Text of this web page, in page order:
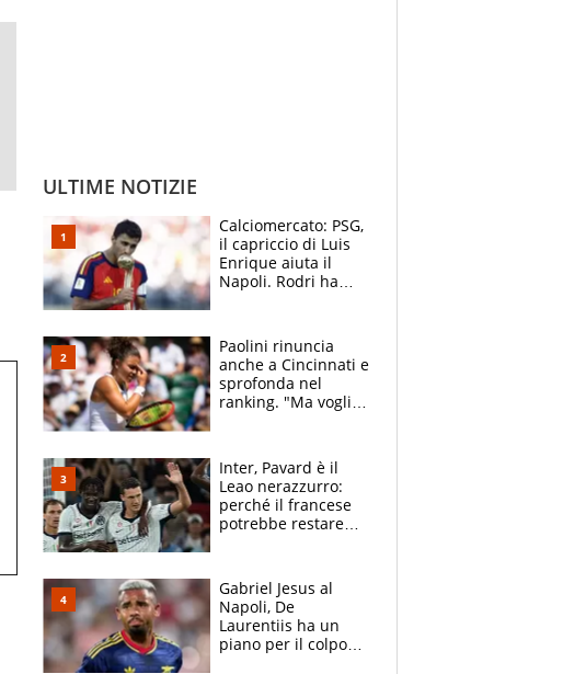
ULTIME NOTIZIE
Calciomercato: PSG,
il capriccio di Luis
Enrique aiuta il
Napoli. Rodri ha
Fernandez
Paolini rinuncia
anche a Cincinnati e
sprofonda nel
ranking. "Ma voglio
Inter, Pavard è il
Leao nerazzurro:
perché il francese
potrebbe restare
Gabriel Jesus al
Napoli, De
Laurentiis ha un
piano per il colpo